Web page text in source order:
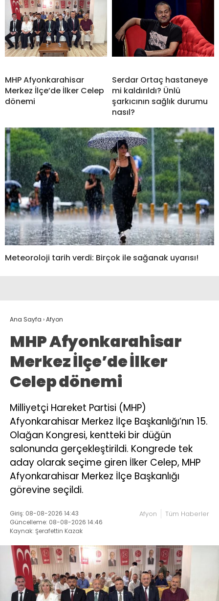
MHP Afyonkarahisar
Merkez İlçe’de İlker Celep
dönemi
Serdar Ortaç hastaneye
mi kaldırıldı? Ünlü
şarkıcının sağlık durumu
nasıl?
Meteoroloji tarih verdi: Birçok ile sağanak uyarısı!
Ana Sayfa ›Afyon
MHP Afyonkarahisar
Merkez İlçe’de İlker
Celep dönemi
Milliyetçi Hareket Partisi (MHP)
Afyonkarahisar Merkez İlçe Başkanlığı’nın 15.
Olağan Kongresi, kentteki bir düğün
salonunda gerçekleştirildi. Kongrede tek
aday olarak seçime giren İlker Celep, MHP
Afyonkarahisar Merkez İlçe Başkanlığı
görevine seçildi.
Giriş: 08-08-2026 14:43
Güncelleme: 08-08-2026 14:46
Kaynak: Şerafettin Kazak
Afyon Tüm Haberler